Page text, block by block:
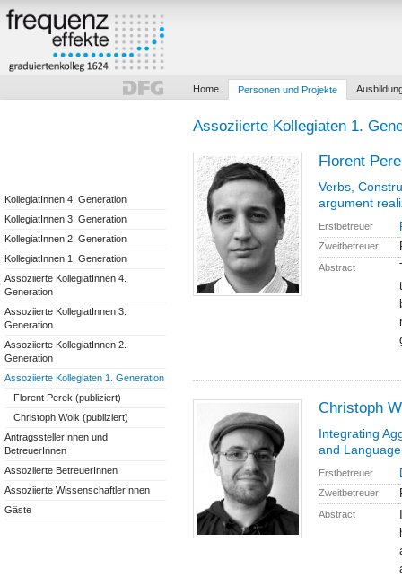
Home Personen und Projekte
Assoziierte Kollegiaten 1.
Florent
Verbs,
argument
Erstbetreuer
Zweitbetreuer
Abstract
Christoph
Integrating
and
Erstbetreuer
Zweitbetreuer
Abstract
KollegiatInnen 4. Generation
KollegiatInnen 3. Generation
KollegiatInnen 2. Generation
KollegiatInnen 1. Generation
Assoziierte KollegiatInnen 4.
Generation
Assoziierte KollegiatInnen 3.
Generation
Assoziierte KollegiatInnen 2.
Generation
Assoziierte Kollegiaten 1. Generation
Florent Perek (publiziert)
Christoph Wolk (publiziert)
AntragsstellerInnen und
BetreuerInnen
Assoziierte BetreuerInnen
Assoziierte WissenschaftlerInnen
Gäste